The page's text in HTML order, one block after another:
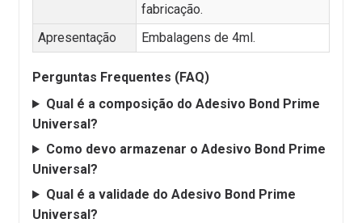
fabricação.
Apresentação
Embalagens de 4ml.
Perguntas Frequentes (FAQ)
Qual é a composição do Adesivo Bond Prime
Universal?
Como devo armazenar o Adesivo Bond Prime
Universal?
Qual é a validade do Adesivo Bond Prime
Universal?